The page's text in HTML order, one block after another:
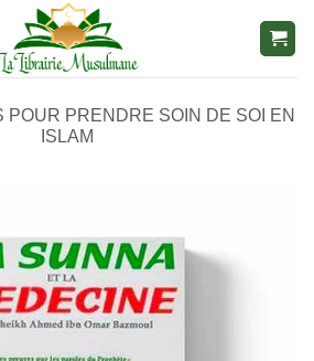
POUR PRENDRE SOIN DE SOI EN
ISLAM